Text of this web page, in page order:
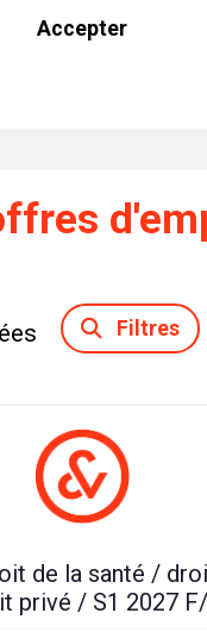
Accepter
Filtres
de la santé /
privé / S1 2027